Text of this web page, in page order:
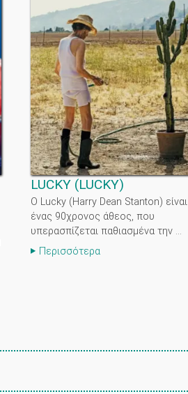
LUCKY (LUCKY)
Ο Lucky (Harry Dean Stanton) είναι
ένας 90χρονος άθεος, που
υπερασπίζεται παθιασμένα την ...
Περισσότερα